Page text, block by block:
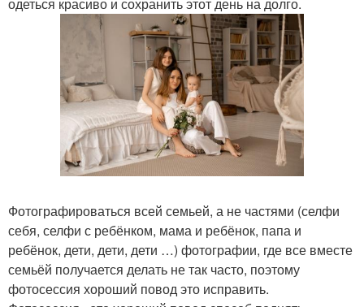
Фотографироваться всей семьей, а не частями (селфи
себя, селфи с ребёнком, мама и ребёнок, папа и
ребёнок, дети, дети, дети …) фотографии, где все вместе
семьёй получается делать не так часто, поэтому
фотосессия хороший повод это исправить.